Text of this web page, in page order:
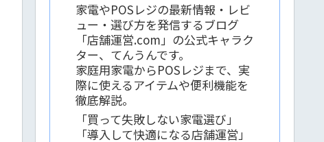
家電やPOSレジの最新情報・レビ
ュー・選び方を発信するブログ
「店舗運営.com」の公式キャラク
ター、てんうんです。
家庭用家電からPOSレジまで、実
際に使えるアイテムや便利機能を
徹底解説。
「買って失敗しない家電選び」
「導入して快適になる店舗運営」